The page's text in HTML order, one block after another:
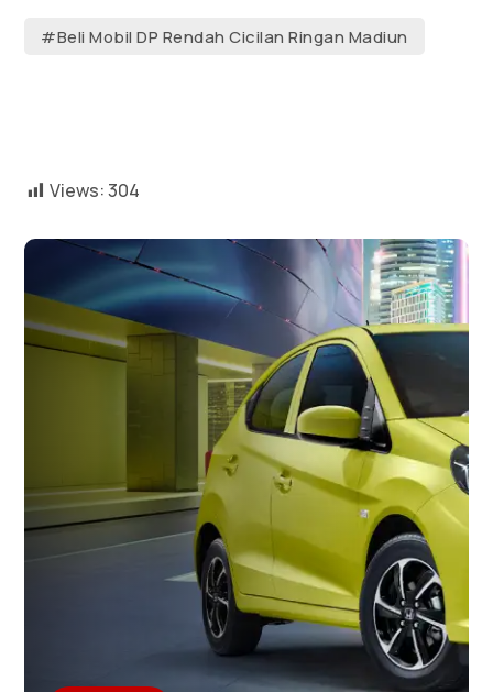
#Beli Mobil DP Rendah Cicilan Ringan Madiun
Views: 304